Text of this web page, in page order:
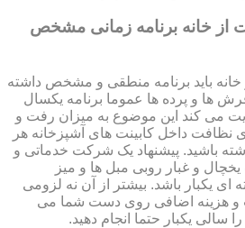
خانه برنامه زمانی مشخص
باید برنامه منطقی و مشخص داشته
ها و پرده ها عموما برنامه یکسال
می کند این موضوع به میزان رفت و
نظافت داخل کابینت های آشپزخانه هر
باشید. پیشنهاد یک شرکت خدماتی و
و غبار روبی مبل ها و میز
ای یکبار باشد. بیشتر از آن نه لزومی
و هزینه اضافی روی دست شما می
سالی یکبار حتما انجام دهید.